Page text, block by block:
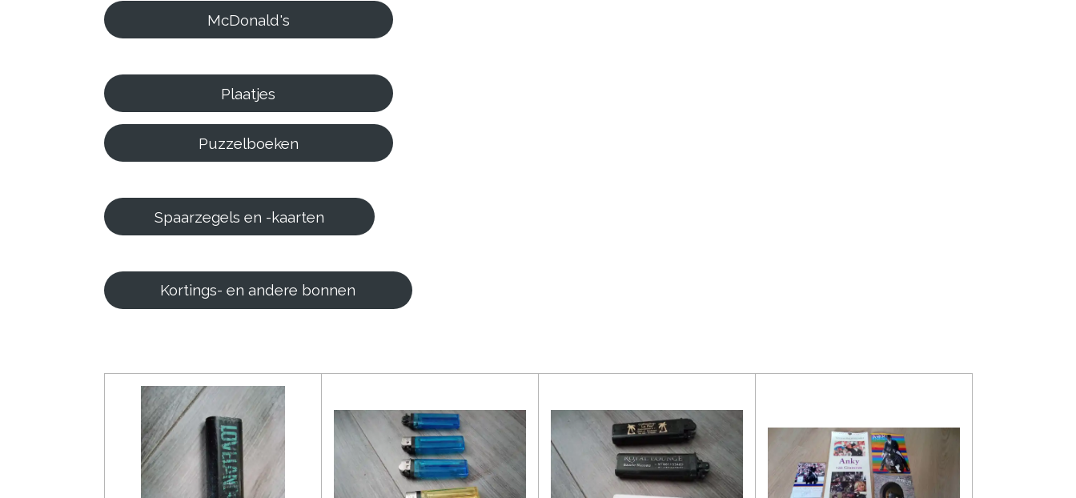
McDonald's
Plaatjes
Puzzelboeken
Spaarzegels en -kaarten
Kortings- en andere bonnen